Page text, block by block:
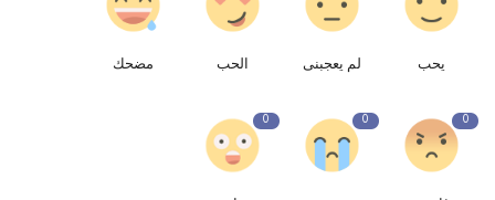
يحب لم يعجبنى الحب مضحك
0
0
0